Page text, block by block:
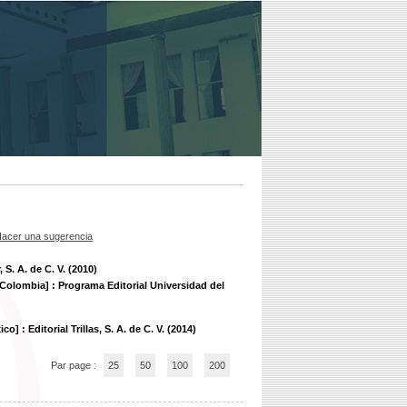
una sugerencia
A. de C. V. (2010)
: Programa Editorial Universidad del
: Editorial Trillas, S. A. de C. V. (2014)
Par page : 25 50 100 200